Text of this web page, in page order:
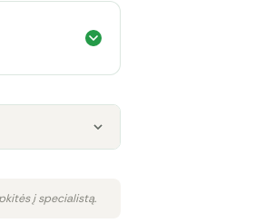
į specialistą.